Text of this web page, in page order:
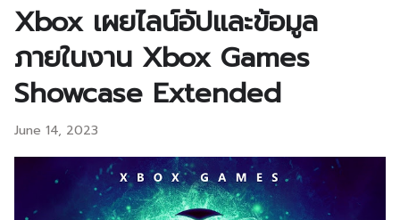
Xbox เผยไลน์อัปและข้อมูล
ภายในงาน Xbox Games
Showcase Extended
June 14, 2023